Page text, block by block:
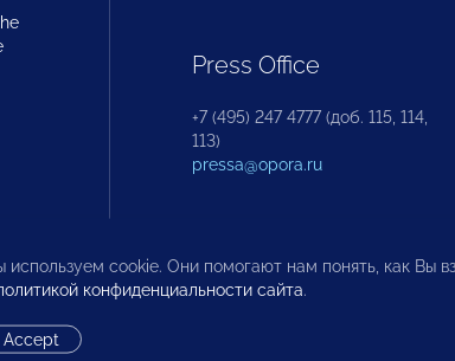
Press Office
+7 (495) 247 4777 (доб. 115, 114,
113)
pressa@opora.ru
используем cookie. Они помогают нам понять, как Вы
конфиденциальности сайта.
Accept